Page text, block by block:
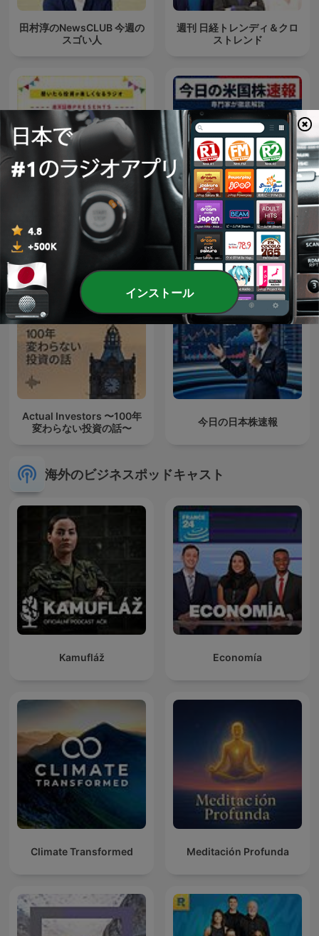
田村淳のNewsCLUB 今週の
スゴい人
週刊 日経トレンディ＆クロ
ストレンド
楽天証券PRESENTS 先取り
★マーケットレビュー
今日の米国株速報
Actual Investors 〜100年
変わらない投資の話〜
今日の日本株速報
海外のビジネスポッドキャスト
Kamufláž Economía
Climate Transformed Meditación Profunda
インストール